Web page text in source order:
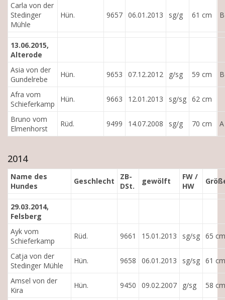
Carla von der
Stedinger
Mühle
Hün. 9657 06.01.2013 sg/g 61 cm B
13.06.2015,
Alterode
Asia von der
Gundelrebe
Hün. 9653 07.12.2012 g/sg 59 cm B
Afra vom
Schieferkamp
Hün. 9663 12.01.2013 sg/sg 62 cm
Bruno vom
Elmenhorst
Rüd. 9499 14.07.2008 sg/g 70 cm A
2014
Name des
Hundes
Geschlecht
ZB-
DSt.
gewölft
FW /
HW
29.03.2014,
Felsberg
Ayk vom
Schieferkamp
Rüd. 9661 15.01.2013 sg/sg 65 cm
Catja von der
Stedinger Mühle
Hün. 9658 06.01.2013 sg/sg 61 cm
Amsel von der
Kira
Hün. 9450 09.02.2007 g/sg 58 cm